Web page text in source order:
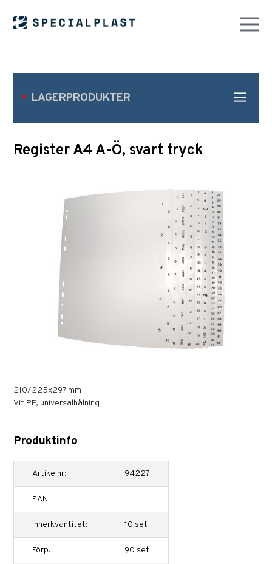
LAGERPRODUKTER
Register A4 A-Ö, svart tryck
210/225x297 mm
Vit PP, universalhålning
Produktinfo
Artikelnr: 94227
EAN:
Innerkvantitet: 10 set
Förp: 90 set